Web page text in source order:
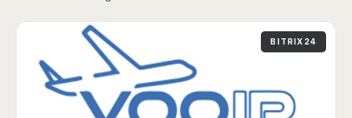
BITRIX24